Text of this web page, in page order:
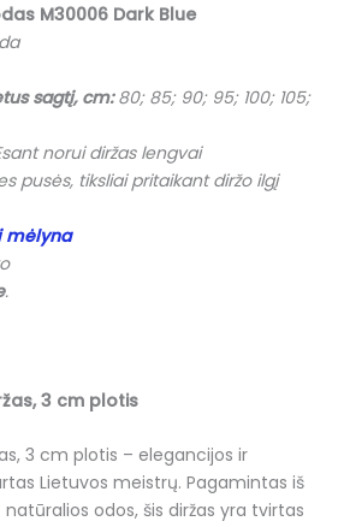
M30006 Dark Blue
sagtį, cm:80; 85; 90; 95; 100; 105;
norui diržas lengvai
pusės, tiksliai pritaikant diržo ilgį
mėlyna
.
3 cm plotis
3 cm plotis – elegancijos ir
Lietuvos meistrų. Pagamintas iš
odos, šis diržas yra tvirtas